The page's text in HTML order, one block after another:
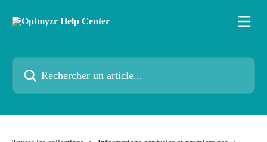
Rechercher un article...